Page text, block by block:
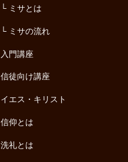
ミサとは
ミサの流れ
入門講座
信徒向け講座
イエス・キリスト
信仰とは
洗礼とは